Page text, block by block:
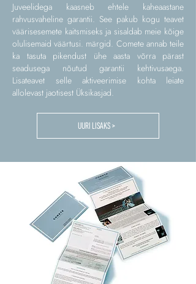
Juveelidega kaasneb ehtele kaheaastane
rahvusvaheline garantii. See pakub kogu teavet
väärisesemete kaitsmiseks ja sisaldab meie kõige
olulisemaid väärtusi. märgid. Comete annab teile
ka tasuta pikendust ühe aasta võrra pärast
seadusega nõutud garantii kehtivusaega.
Lisateavet selle aktiveerimise kohta leiate
allolevast jaotisest Üksikasjad.
UURI LISAKS >